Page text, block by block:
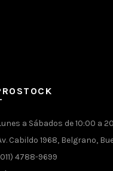
a Sábados de 10:00 a
Cabildo 1968, Belgrano,
4788-9699